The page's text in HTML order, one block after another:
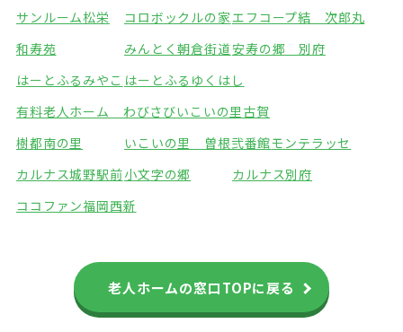
サンルーム松栄
コロボックルの家エフコープ結 次郎丸
和寿苑
みんとく朝倉街道安寿の郷 別府
はーとふるみやこ はーとふるゆくはし
有料老人ホーム わびさびいこいの里古賀
樹都南の里
いこいの里 曽根弐番館モンテラッセ
カルナス城野駅前小文字の郷
カルナス別府
ココファン福岡西新
老人ホームの窓口TOPに戻る